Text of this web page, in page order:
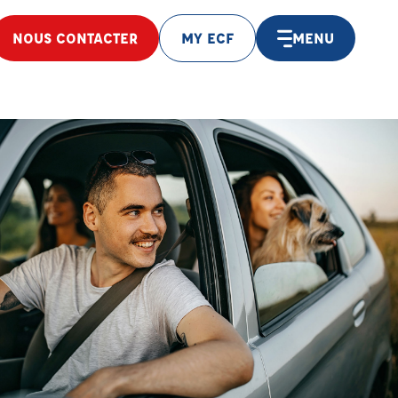
NOUS CONTACTER MY ECF MENU